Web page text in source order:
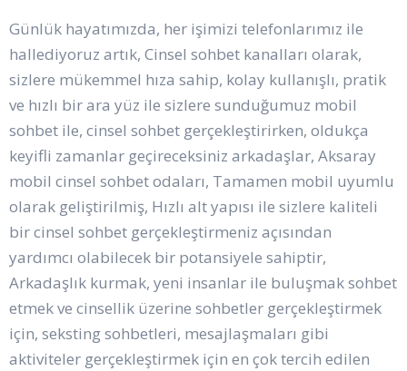
Günlük hayatımızda, her işimizi telefonlarımız ile
hallediyoruz artık, Cinsel sohbet kanalları olarak,
sizlere mükemmel hıza sahip, kolay kullanışlı, pratik
ve hızlı bir ara yüz ile sizlere sunduğumuz mobil
sohbet ile, cinsel sohbet gerçekleştirirken, oldukça
keyifli zamanlar geçireceksiniz arkadaşlar, Aksaray
mobil cinsel sohbet odaları, Tamamen mobil uyumlu
olarak geliştirilmiş, Hızlı alt yapısı ile sizlere kaliteli
bir cinsel sohbet gerçekleştirmeniz açısından
yardımcı olabilecek bir potansiyele sahiptir,
Arkadaşlık kurmak, yeni insanlar ile buluşmak sohbet
etmek ve cinsellik üzerine sohbetler gerçekleştirmek
için, seksting sohbetleri, mesajlaşmaları gibi
aktiviteler gerçekleştirmek için en çok tercih edilen